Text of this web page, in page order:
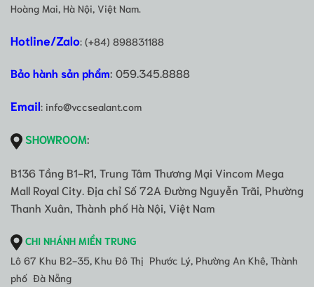
Hoàng Mai, Hà Nội, Việt Nam.
Hotline/Zalo: (+84) 898831188
Bảo hành sản phẩm: 059.345.8888
Email: info@vccsealant.com
SHOWROOM:
B136 Tầng B1-R1, Trung Tâm Thương Mại Vincom Mega
Mall Royal City. Địa chỉ Số 72A Đường Nguyễn Trãi, Phường
Thanh Xuân, Thành phố Hà Nội, Việt Nam
CHI NHÁNH MIỀN TRUNG
Lô 67 Khu B2-35, Khu Đô Thị Phước Lý, Phường An Khê, Thành
phố Đà Nẵng